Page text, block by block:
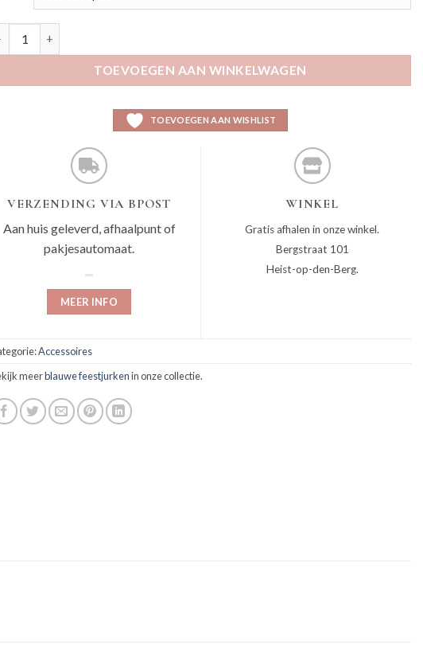
TOEVOEGEN AAN WINKELWAGEN
TOEVOEGEN AAN WISHLIST
VERZENDING VIA BPOST
Aan huis geleverd, afhaalpunt of
pakjesautomaat.
MEER INFO
WINKEL
Gratis afhalen in onze winkel.
Bergstraat 101
Heist-op-den-Berg.
Accessoires
meerblauwe feestjurkenin onze collectie.